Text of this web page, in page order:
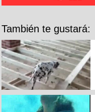
También te gustará: